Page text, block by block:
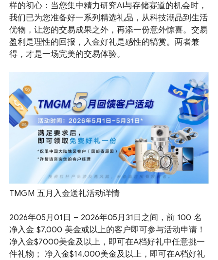
样的初心：当您集中精力研究AI与存储赛道的机会时，
我们已为您准备好一系列精选礼品，从科技潮品到生活
优物，让您的交易成果之外，再添一份意外惊喜。交易
盈利是理性的回报，入金好礼是感性的犒赏。两者兼
得，才是一场完美的交易体验。
TMGM 五月入金送礼活动详情
2026年05月01日 – 2026年05月31日之间，前 100 名
净入金 $7,000 美金或以上的客户即可参与活动申请！
净入金$7000美金及以上，即可在A档好礼中任意挑一
件礼物； 净入金$14,000美金及以上，即可在A档好礼